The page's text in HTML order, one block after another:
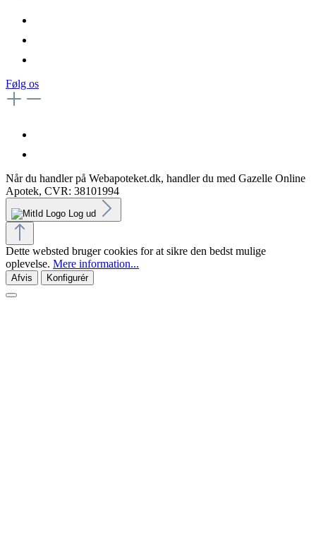
Følg os
Når du handler på Webapoteket.dk, handler du med Gazelle Online
Apotek, CVR: 38101994
Log ud
Dette websted bruger cookies for at sikre den bedst mulige
oplevelse. Mere information...
Afvis Konfigurér